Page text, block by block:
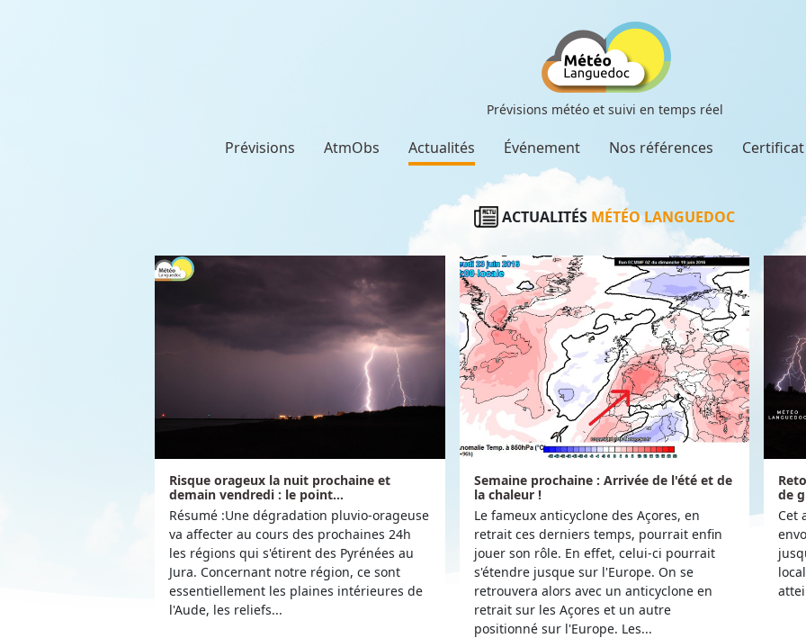
Prévisions météo et suivi en temps réel
Prévisions AtmObs Actualités Événement Nos références
ACTUALITÉS MÉTÉO LANGUEDOC
Risque orageux la nuit prochaine et
demain vendredi : le point...
Résumé :Une dégradation pluvio-orageuse
va affecter au cours des prochaines 24h
les régions qui s'étirent des Pyrénées au
Jura. Concernant notre région, ce sont
essentiellement les plaines intérieures de
l'Aude, les reliefs...
Semaine prochaine : Arrivée de l'été et de
la chaleur !
Le fameux anticyclone des Açores, en
retrait ces derniers temps, pourrait enfin
jouer son rôle. En effet, celui-ci pourrait
s'étendre jusque sur l'Europe. On se
retrouvera alors avec un anticyclone en
retrait sur les Açores et un autre
positionné sur l'Europe. Les...
de
Cet